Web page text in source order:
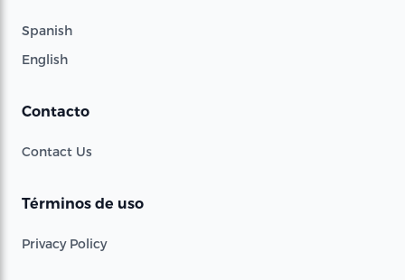
Spanish
English
Contacto
Contact Us
Términos de uso
Privacy Policy